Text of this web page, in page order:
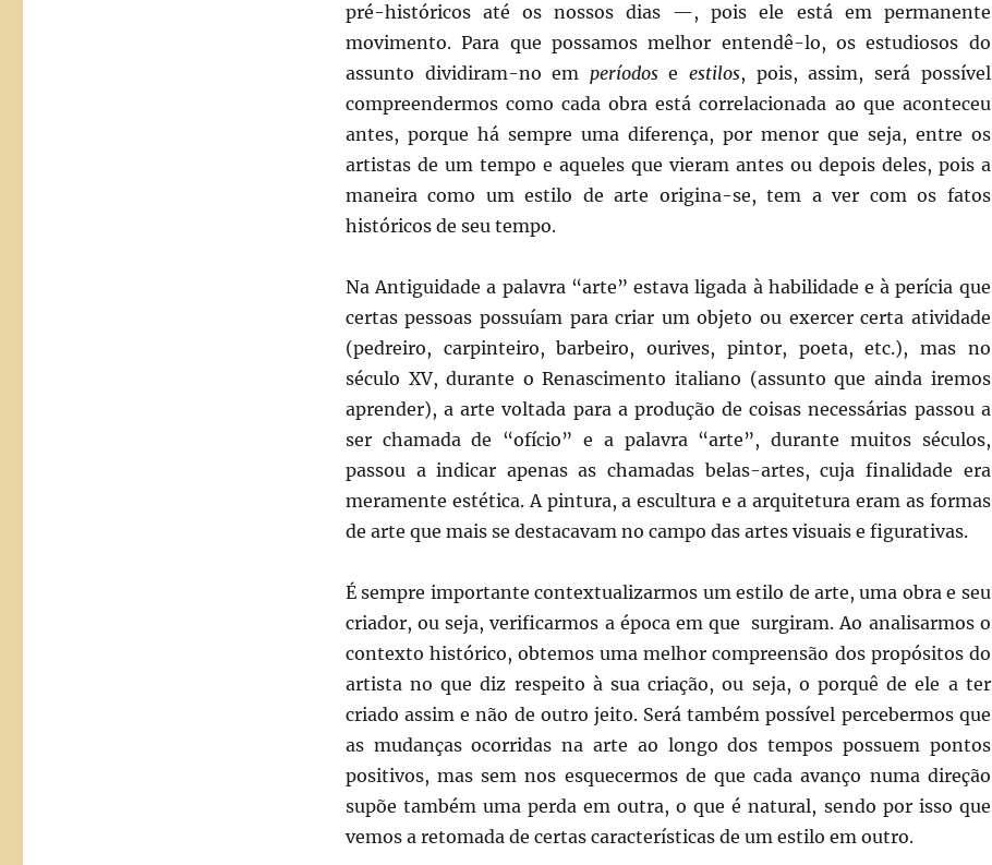
pré-históricos até os nossos dias —, pois ele está em permanente
movimento. Para que possamos melhor entendê-lo, os estudiosos do
assunto dividiram-no em períodoseestilos, pois, assim, será possível
compreendermos como cada obra está correlacionada ao que aconteceu
antes, porque há sempre uma diferença, por menor que seja, entre os
artistas de um tempo e aqueles que vieram antes ou depois deles, pois a
maneira como um estilo de arte origina-se, tem a ver com os fatos
históricos de seu tempo.
Na Antiguidade a palavra “arte” estava ligada à habilidade e à perícia que
certas pessoas possuíam para criar um objeto ou exercer certa atividade
(pedreiro, carpinteiro, barbeiro, ourives, pintor, poeta, etc.), mas no
século XV, durante o Renascimento italiano (assunto que ainda iremos
aprender), a arte voltada para a produção de coisas necessárias passou a
ser chamada de “ofício” e a palavra “arte”, durante muitos séculos,
passou a indicar apenas as chamadas belas-artes, cuja finalidade era
meramente estética. A pintura, a escultura e a arquitetura eram as formas
de arte que mais se destacavam no campo das artes visuais e figurativas.
É sempre importante contextualizarmos um estilo de arte, uma obra e seu
criador, ou seja, verificarmos a época em que surgiram. Ao analisarmos o
contexto histórico, obtemos uma melhor compreensão dos propósitos do
artista no que diz respeito à sua criação, ou seja, o porquê de ele a ter
criado assim e não de outro jeito. Será também possível percebermos que
as mudanças ocorridas na arte ao longo dos tempos possuem pontos
positivos, mas sem nos esquecermos de que cada avanço numa direção
supõe também uma perda em outra, o que é natural, sendo por isso que
vemos a retomada de certas características de um estilo em outro.